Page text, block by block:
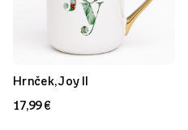
Hrnček, Joy II
17,99 €